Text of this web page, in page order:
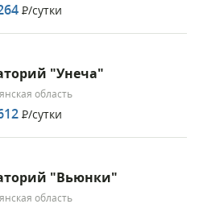
Р/сутки
"Унеча"
область
Р/сутки
"Вьюнки"
область